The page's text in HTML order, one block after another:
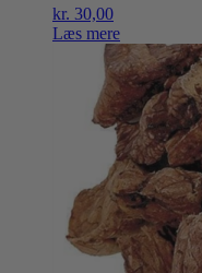
kr. 30,00
Læs mere